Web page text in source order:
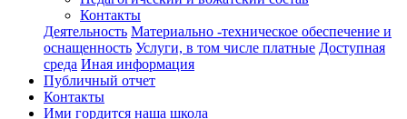
Контакты
Деятельность Материально -техническое обеспечение и
оснащенность Услуги, в том числе платные Доступная
среда Иная информация
Публичный отчет
Контакты
Ими гордится наша школа